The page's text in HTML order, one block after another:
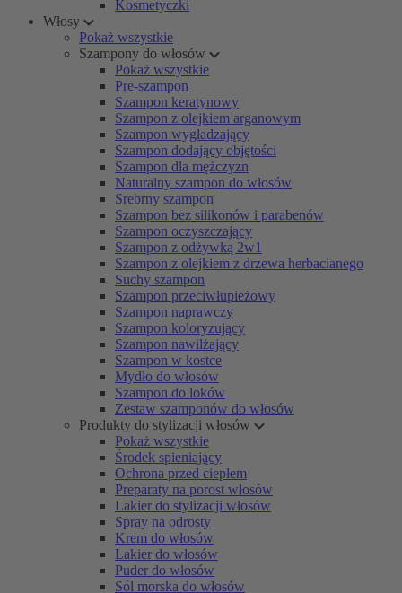
Kosmetyczki
Włosy
Pokaż wszystkie
Szampony do włosów
Pokaż wszystkie
Pre-szampon
Szampon keratynowy
Szampon z olejkiem arganowym
Szampon wygładzający
Szampon dodający objętości
Szampon dla mężczyzn
Naturalny szampon do włosów
Srebrny szampon
Szampon bez silikonów i parabenów
Szampon oczyszczający
Szampon z odżywką 2w1
Szampon z olejkiem z drzewa herbacianego
Suchy szampon
Szampon przeciwłupieżowy
Szampon naprawczy
Szampon koloryzujący
Szampon nawilżający
Szampon w kostce
Mydło do włosów
Szampon do loków
Zestaw szamponów do włosów
Produkty do stylizacji włosów
Pokaż wszystkie
Środek spieniający
Ochrona przed ciepłem
Preparaty na porost włosów
Lakier do stylizacji włosów
Spray na odrosty
Krem do włosów
Lakier do włosów
Puder do włosów
Sól morska do włosów